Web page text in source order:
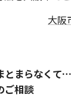
大阪
とまらなくて
ご相談